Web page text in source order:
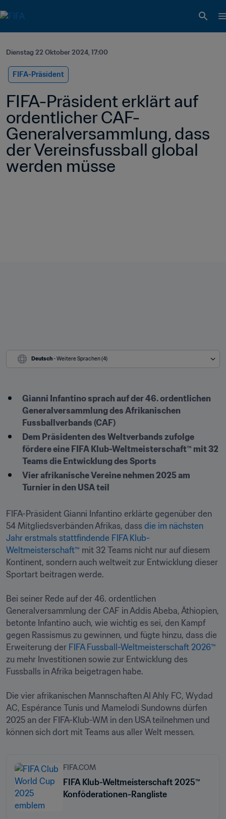
Dienstag 22 Oktober 2024, 17:00
FIFA-Präsident
FIFA-Präsident erklärt auf
ordentlicher CAF-
Generalversammlung, dass
der Vereinsfussball global
werden müsse
Deutsch - Weitere Sprachen (4)
Gianni Infantino sprach auf der 46. ordentlichen
Generalversammlung des Afrikanischen
Fussballverbands (CAF)
Dem Präsidenten des Weltverbands zufolge
fördere eine FIFA Klub-Weltmeisterschaft™ mit 32
Teams die Entwicklung des Sports
Vier afrikanische Vereine nehmen 2025 am
Turnier in den USA teil
FIFA-Präsident Gianni Infantino erklärte gegenüber den
54 Mitgliedsverbänden Afrikas, dass die im nächsten
Jahr erstmals stattfindende FIFA Klub-
Weltmeisterschaft™ mit 32 Teams nicht nur auf diesem
Kontinent, sondern auch weltweit zur Entwicklung dieser
Sportart beitragen werde.
Bei seiner Rede auf der 46. ordentlichen
Generalversammlung der CAF in Addis Abeba, Äthiopien,
betonte Infantino auch, wie wichtig es sei, den Kampf
gegen Rassismus zu gewinnen, und fügte hinzu, dass die
Erweiterung der FIFA Fussball-Weltmeisterschaft 2026™
zu mehr Investitionen sowie zur Entwicklung des
Fussballs in Afrika beigetragen habe.
Die vier afrikanischen Mannschaften Al Ahly FC, Wydad
AC, Espérance Tunis und Mamelodi Sundowns dürfen
2025 an der FIFA-Klub-WM in den USA teilnehmen und
können sich dort mit Teams aus aller Welt messen.
FIFA.COM
FIFA Klub-Weltmeisterschaft 2025™
Konföderationen-Rangliste